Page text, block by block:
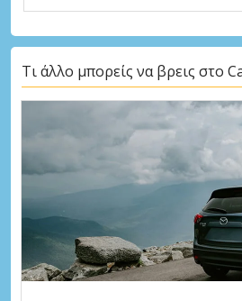
Τι άλλο μπορείς να βρεις στο